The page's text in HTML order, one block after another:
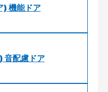
機能ドア
音配慮ドア